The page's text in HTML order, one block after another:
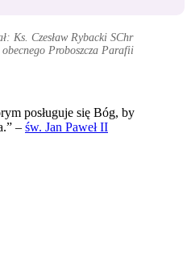
Ks. Czesław Rybacki SChr
Proboszcza Parafii
posługuje się Bóg, by
– św. Jan Paweł II